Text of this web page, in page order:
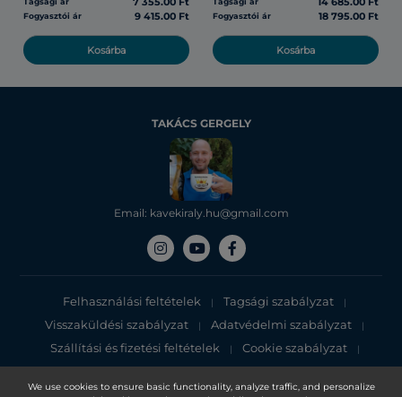
We use cookies to ensure basic functionality, analyze traffic, and personalize
Fogyasztói ár 9 415.00 Ft
Kosárba
Fogyasztói ár 18 795.00 Ft
Kosárba
TAKÁCS GERGELY
Email: kavekiraly.hu@gmail.com
Felhasználási feltételek | Tagsági szabályzat |
Visszaküldési szabályzat | Adatvédelmi szabályzat |
Szállítási és fizetési feltételek | Cookie szabályzat |
Adatvédelmi tájékoztató